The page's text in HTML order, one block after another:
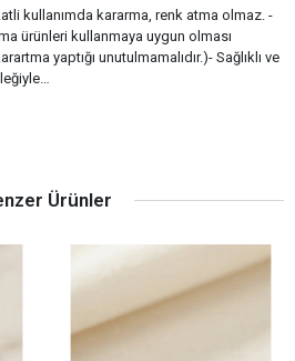
kullanımda kararma, renk atma olmaz. -
ürünleri kullanmaya uygun olması
yaptığı unutulmamalıdır.)- Sağlıklı ve
Ürünler